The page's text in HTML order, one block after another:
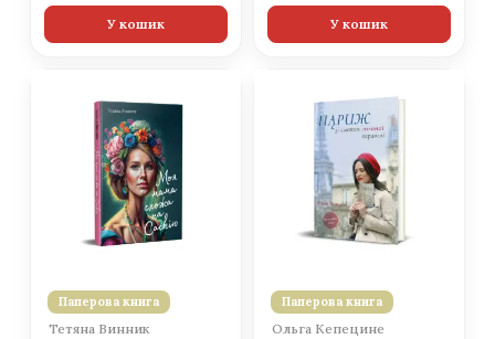
У кошик У кошик
Паперова книга
Тетяна Винник
Паперова книга
Ольга Кепецине